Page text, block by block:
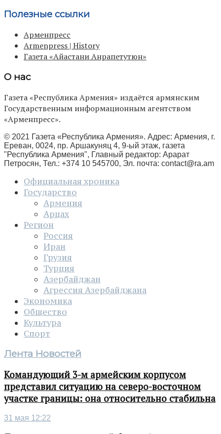
Полезные ссылки
Арменпресс
Armenpress | History
Газета «Айастани Анрапетутюн»
О нас
Газета «Республика Армения» издаётся армянским
Государственным информационным агентством
«Арменпресс».
© 2021 Газета «Республика Армения». Адрес: Армения, г.
Ереван, 0024, пр. Аршакуняц 4, 9-ый этаж, газета
"Республика Армения", Главный редактор: Арарат
Петросян, Тел.: +374 10 545700, Эл. почта: contact@ra.am
Официальная хроника
Государство
Армения
Арцах
Регион
Россия
Иран
Грузия
Турция
Азербайджан
Агрессия Азербайджана
Экономика
Общество
Культура
Спорт
Лента Новостей
Командующий 3-м армейским корпусом
представил ситуацию на северо-восточном
участке границы: она относительно стабильна
31 мая 12:22